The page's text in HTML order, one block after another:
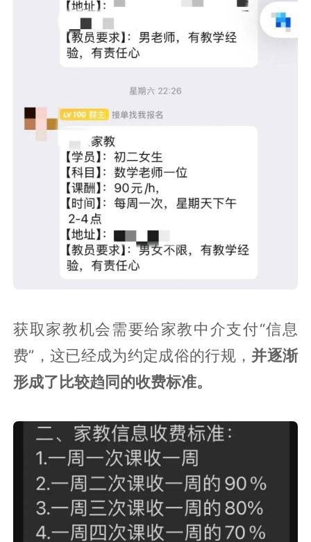
获取家教机会需要给家教中介支付“信息
费”，这已经成为约定成俗的行规， 并逐渐
形成了比较趋同的收费标准。